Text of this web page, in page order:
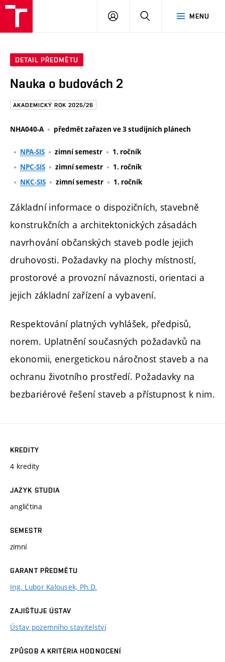
Brno
MENU
PŘIHLÁSIT
DETAIL PŘEDMĚTU
Nauka o budovách 2
AKADEMICKÝ ROK 2025/26
NHA040-A předmět zařazen ve 3 studijních plánech
NPA-SIS zimní semestr
1. ročník
NPC-SIS
zimní semestr
1. ročník
NKC-SIS
zimní semestr 1. ročník
Základní informace o dispozičních, stavebně
konstrukčních a architektonických zásadách
navrhování občanských staveb podle jejich
druhovosti. Požadavky na plochy místností,
prostorové a provozní návaznosti, orientaci a
jejich základní zařízení a vybavení.
Respektování platných vyhlášek, předpisů,
norem. Uplatnění současných požadavků na
ekonomii, energetickou náročnost staveb a na
ochranu životního prostředí. Požadavky na
bezbariérové řešení staveb a přístupnost k nim.
KREDITY
4 kredity
JAZYK STUDIA
angličtina
SEMESTR
zimní
GARANT PŘEDMĚTU
Ing. Lubor Kalousek, Ph.D.
ZAJIŠŤUJE ÚSTAV
Ústav pozemního stavitelství
ZPŮSOB A KRITÉRIA HODNOCENÍ